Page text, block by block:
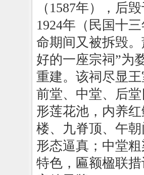
（1587年），后
1924年（民国十
命期间又被拆毁
好的一座宗祠”为
重建。该祠尽显
前堂、中堂、后
形莲花池，内养
楼、九脊顶、午
形态逼真；中堂
特色，匾额楹联